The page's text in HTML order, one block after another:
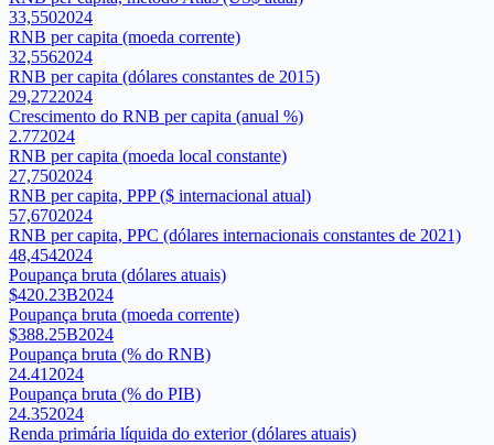
33,5502024
RNB per capita (moeda corrente)
32,5562024
RNB per capita (dólares constantes de 2015)
29,2722024
Crescimento do RNB per capita (anual %)
2.772024
RNB per capita (moeda local constante)
27,7502024
RNB per capita, PPP ($ internacional atual)
57,6702024
RNB per capita, PPC (dólares internacionais constantes de 2021)
48,4542024
Poupança bruta (dólares atuais)
$420.23B2024
Poupança bruta (moeda corrente)
$388.25B2024
Poupança bruta (% do RNB)
24.41 2024
Poupança bruta (% do PIB)
24.352024
Renda primária líquida do exterior (dólares atuais)